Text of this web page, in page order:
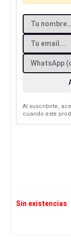
Al suscribirte,
cuando este
Sin existencias